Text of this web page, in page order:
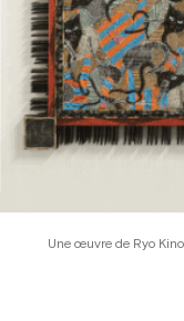
Une œuvre de Ryo